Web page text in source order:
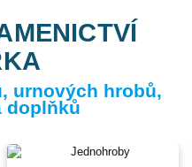
urnových hrobů,
doplňků